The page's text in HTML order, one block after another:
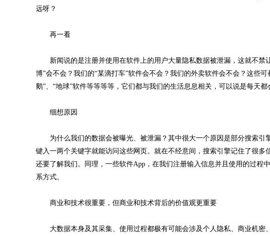
远呀？
再一看
新闻说的是注册并使用在软件上的用户大量隐私数据被泄漏，这就不禁
博”会不会？我们的“某滴打车”软件会不会？我们的外卖软件会不会？这些
鹅”、“地球”软件等等等等，它们都与我们的生活息息相关，可以说是每天
细想原因
为什么我们的数据会被曝光、被泄漏？其中很大一个原因是部分搜索引
键入一两个关键字就能访问这些网页。就在不经意间，搜索引擎记住了很
还要了解我们。同理，一些软件App，在我们注册输入信息并且使用的过程
系方式。
商业和技术很重要，但商业和技术背后的价值观更重要
大数据本身及其采集、使用过程都极有可能会涉及个人隐私、商业机密